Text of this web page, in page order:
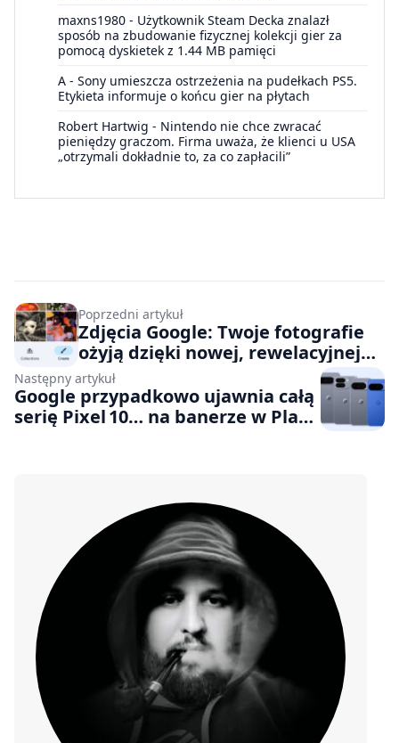
maxns1980 - Użytkownik Steam Decka znalazł
sposób na zbudowanie fizycznej kolekcji gier za
pomocą dyskietek z 1.44 MB pamięci
A - Sony umieszcza ostrzeżenia na pudełkach PS5.
Etykieta informuje o końcu gier na płytach
Robert Hartwig - Nintendo nie chce zwracać
pieniędzy graczom. Firma uważa, że klienci u USA
„otrzymali dokładnie to, za co zapłacili”
Poprzedni artykuł
Zdjęcia Google: Twoje fotografie
ożyją dzięki nowej, rewelacyjnej
funkcji AI
Następny artykuł
Google przypadkowo ujawnia całą
serię Pixel 10… na banerze w Play